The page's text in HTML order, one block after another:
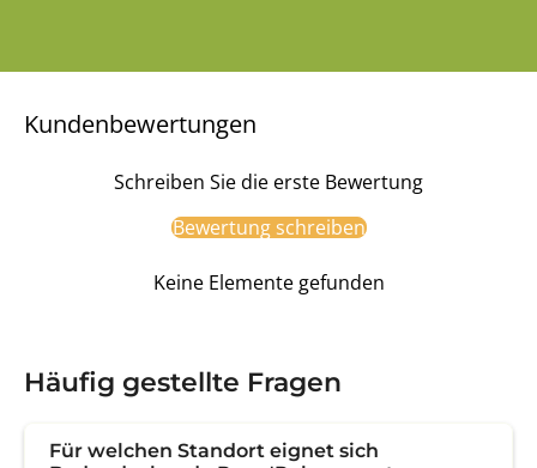
Kundenbewertungen
Schreiben Sie die erste Bewertung
Bewertung schreiben
Keine Elemente gefunden
Häufig gestellte Fragen
Für welchen Standort eignet sich